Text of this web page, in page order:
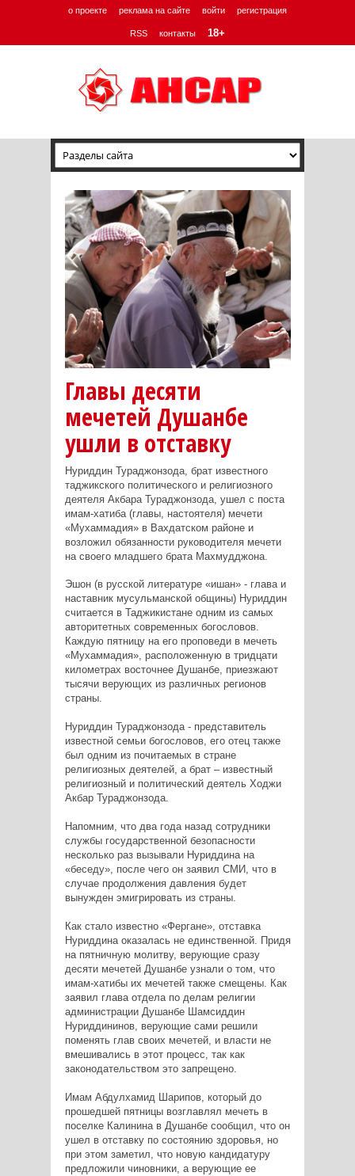
о проекте реклама на сайте войти регистрация
RSS контакты 18+
Главы десяти
мечетей Душанбе
ушли в отставку
Нуриддин Тураджонзода, брат известного
таджикского политического и религиозного
деятеля Акбара Тураджонзода, ушел с поста
имам-хатиба (главы, настоятеля) мечети
«Мухаммадия» в Вахдатском районе и
возложил обязанности руководителя мечети
на своего младшего брата Махмудджона.
Эшон (в русской литературе «ишан» - глава и
наставник мусульманской общины) Нуриддин
считается в Таджикистане одним из самых
авторитетных современных богословов.
Каждую пятницу на его проповеди в мечеть
«Мухаммадия», расположенную в тридцати
километрах восточнее Душанбе, приезжают
тысячи верующих из различных регионов
страны.
Нуриддин Тураджонзода - представитель
известной семьи богословов, его отец также
был одним из почитаемых в стране
религиозных деятелей, а брат – известный
религиозный и политический деятель Ходжи
Акбар Тураджонзода.
Напомним, что два года назад сотрудники
службы государственной безопасности
несколько раз вызывали Нуриддина на
«беседу», после чего он заявил СМИ, что в
случае продолжения давления будет
вынужден эмигрировать из страны.
Как стало известно «Фергане», отставка
Нуриддина оказалась не единственной. Придя
на пятничную молитву, верующие сразу
десяти мечетей Душанбе узнали о том, что
имам-хатибы их мечетей также смещены. Как
заявил глава отдела по делам религии
администрации Душанбе Шамсиддин
Нуриддининов, верующие сами решили
поменять глав своих мечетей, и власти не
вмешивались в этот процесс, так как
законодательством это запрещено.
Имам Абдулхамид Шарипов, который до
прошедшей пятницы возглавлял мечеть в
поселке Калинина в Душанбе сообщил, что он
ушел в отставку по состоянию здоровья, но
при этом заметил, что новую кандидатуру
предложили чиновники, а верующие ее